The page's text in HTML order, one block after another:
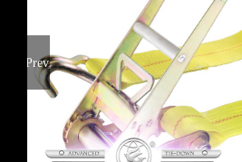
Previous